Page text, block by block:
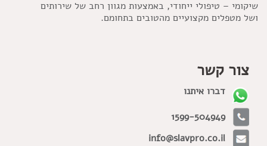
שיקומי – טיפולי ייחודי, באמצעות מגוון רחב של שירותים
ושל מטפלים מקצועיים מהטובים בתחומם.
צור קשר
דברו איתנו
1599-504949
info@slavpro.co.il